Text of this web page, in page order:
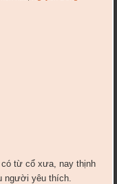
có từ cổ xưa, nay thịnh
người yêu thích.